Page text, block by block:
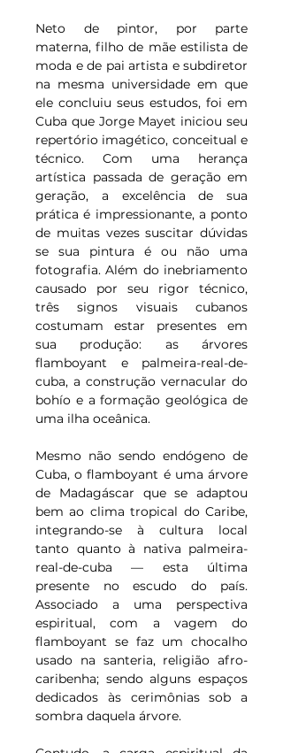
Neto de pintor, por parte
materna, filho de mãe estilista de
moda e de pai artista e subdiretor
na mesma universidade em que
ele concluiu seus estudos, foi em
Cuba que Jorge Mayet iniciou seu
repertório imagético, conceitual e
técnico. Com uma herança
artística passada de geração em
geração, a excelência de sua
prática é impressionante, a ponto
de muitas vezes suscitar dúvidas
se sua pintura é ou não uma
fotografia. Além do inebriamento
causado por seu rigor técnico,
três signos visuais cubanos
costumam estar presentes em
sua produção: as árvores
flamboyant e palmeira-real-de-
cuba, a construção vernacular do
bohío e a formação geológica de
uma ilha oceânica.
Mesmo não sendo endógeno de
Cuba, o flamboyant é uma árvore
de Madagáscar que se adaptou
bem ao clima tropical do Caribe,
integrando-se à cultura local
tanto quanto à nativa palmeira-
real-de-cuba — esta última
presente no escudo do país.
Associado a uma perspectiva
espiritual, com a vagem do
flamboyant se faz um chocalho
usado na santeria, religião afro-
caribenha; sendo alguns espaços
dedicados às cerimônias sob a
sombra daquela árvore.